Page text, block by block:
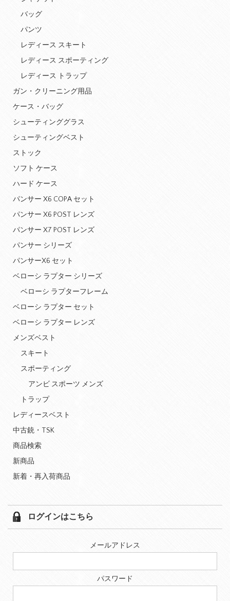
バッグ
パンツ
レディース スキート
レディース スポーティング
レディース トラップ
ガン・クリーニング用品
ケース・バッグ
シューティンググラス
シューティングベスト
ストック
ソフト ケース
ハード ケース
パンサー X6 COPA セット
パンサー X6 POST レンズ
パンサー X7 POST レンズ
パンサー シリーズ
パンサーX6 セット
ベローシ ラプター シリーズ
ベローシ ラプターフレーム
ベローシ ラプター セット
ベローシ ラプター レンズ
メンズベスト
スキート
スポーティング
アンビ スポーツ メンズ
トラップ
レディースベスト
中古銃・TSK
商品検索
新商品
新着・再入荷商品
ログインはこちら
メールアドレス
パスワード